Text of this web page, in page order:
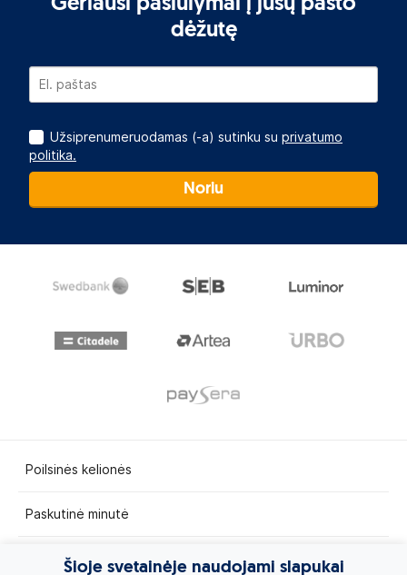
dėžutę
Užsiprenumeruodamas (-a) sutinku su privatumo
politika.
Noriu
Poilsinės kelionės
Paskutinė minutė
Egzotinės kelionės
Šioje svetainėje naudojami slapukai